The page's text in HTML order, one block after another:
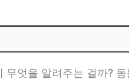
엇을 알려주는 걸까?